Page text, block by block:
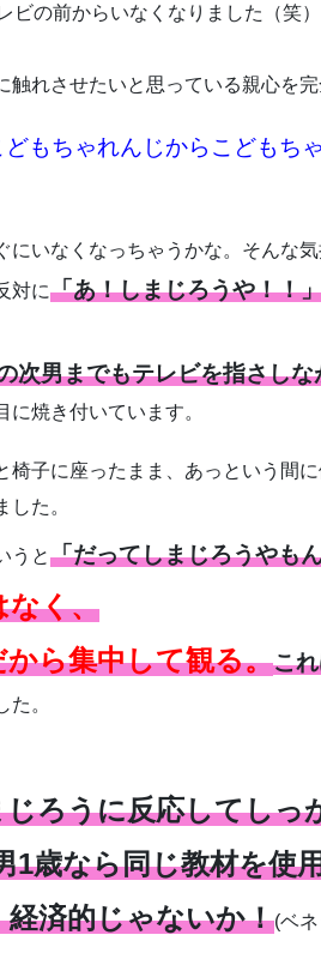
ビの前からいなくなりました（笑
触れさせたいと思っている親心を
どもちゃれんじからこどもち
にいなくなっちゃうかな。そんな気
対に「あ！しまじろうや！！
次男までもテレビを指さし
焼き付いています。
椅子に座ったまま、あっという間
した。
うと「だってしまじろうやも
なく、
ら集中して観る。こ
。
ろうに反応してしっ
1歳なら同じ教材を使
済的じゃないか！(ベ